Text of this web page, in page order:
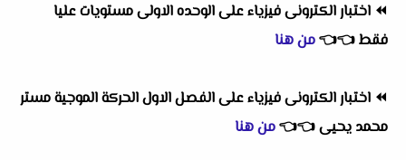
⏪ اختبار الكترونى فيزياء على الوحده الاولى مستويات عليا
فقط👈
👈من هنا
⏪ اختبار الكترونى فيزياء على الفصل الاول الحركة الموجية مستر
محمد يحيى👈
👈من هنا